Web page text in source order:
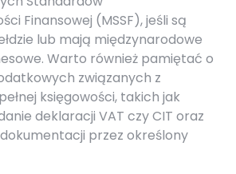
Finansowej (MSSF), jeśli są
lub mają międzynarodowe
Warto również pamiętać o
związanych z
księgowości, takich jak
deklaracji VAT czy CIT oraz
przez określony